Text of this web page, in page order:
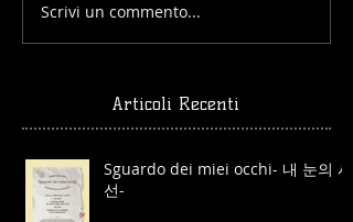
Scrivi un commento...
Articoli Recenti
Sguardo dei miei occhi- 내 눈의 시
선-